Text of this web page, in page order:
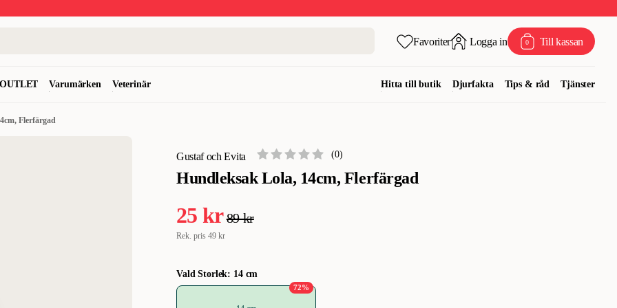
Favoriter Logga in 0 Till kassan
OUTLET Varumärken Veterinär Hitta till butik Djurfakta Tips & råd Tjänster
Flerfärgad
Gustaf och Evita
Hundleksak Lola, 14cm, Flerfärgad
(0)
25 kr89 kr
Rek. pris 49 kr
Vald Storlek: 14 cm
72%